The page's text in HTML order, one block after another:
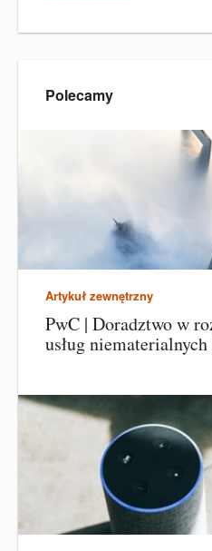
Polecamy
Artykuł zewnętrzny
PwC | Doradztwo w
usług